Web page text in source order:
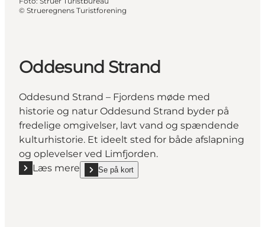
© Strueregnens Turistforening
Oddesund Strand
Oddesund Strand – Fjordens møde med
historie og natur Oddesund Strand byder på
fredelige omgivelser, lavt vand og spændende
kulturhistorie. Et ideelt sted for både afslapning
og oplevelser ved Limfjorden.
Læs mere
Læs mere "Oddesund Strand"
Se på kort
show Oddesund Strand on_map